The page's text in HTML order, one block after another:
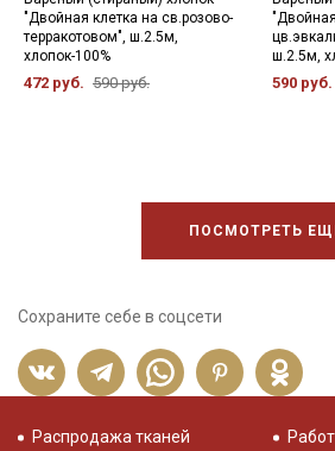
"Двойная клетка на св.розово-
терракотовом", ш.2.5м,
хлопок-100%
472 руб. 590 руб.
ш.2.5м,
590 руб.
ПОСМОТРЕТЬ
Сохраните себе в соцсети
Распродажа тканей